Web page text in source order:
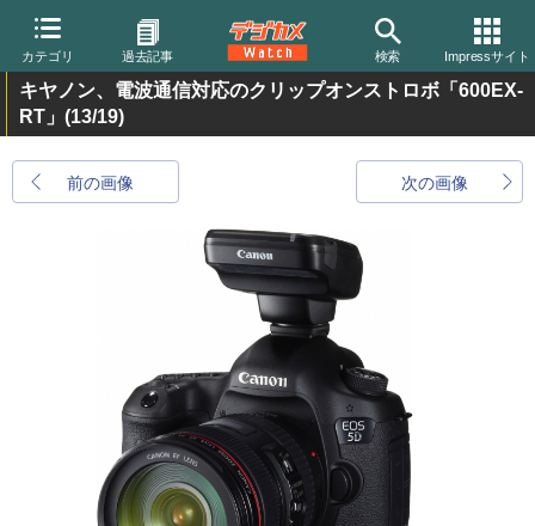
カテゴリ 過去記事 検索 Impressサイト
キヤノン、電波通信対応のクリップオンストロボ「600EX-
RT」 (13/19)
前の画像 次の画像